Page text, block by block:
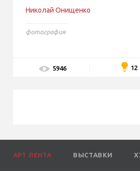
Николай Онищенко
фотография
5946 12
АРТ ЛЕНТА ВЫСТАВКИ